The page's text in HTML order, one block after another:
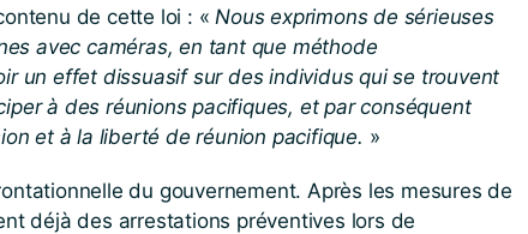
de cette loi : «Nous exprimons de sérieuses
avec caméras, en tant que méthode
un effet dissuasif sur des individus qui se trouvent
à des réunions pacifiques, et par conséquent
et à la liberté de réunion pacifique. »
du gouvernement. Après les mesures de
déjà des arrestations préventives lors de